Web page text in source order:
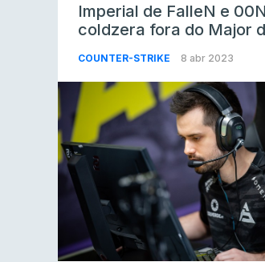
Imperial de FalleN e
coldzera fora do Major
COUNTER-STRIKE 8 abr 2023